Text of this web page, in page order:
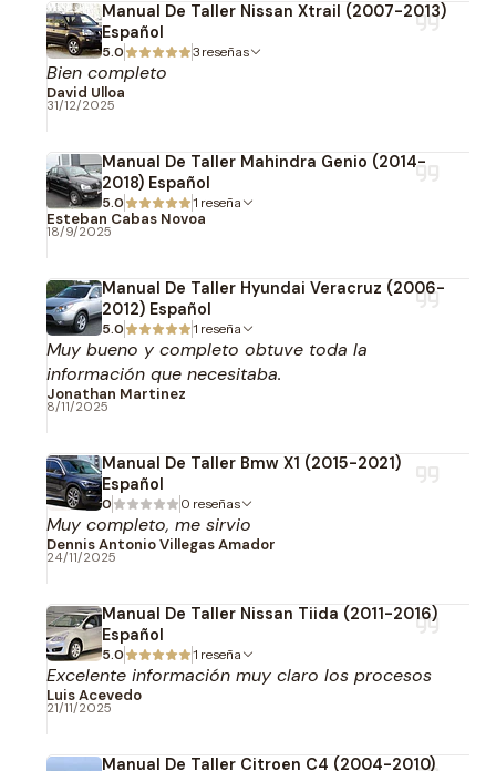
Manual De Taller Nissan Xtrail (2007-2013)
Español
5.0 3 reseñas
Bien completo
David Ulloa
31/12/2025
Manual De Taller Mahindra Genio (2014-
2018) Español
5.0 1 reseña
Esteban Cabas Novoa
18/9/2025
Manual De Taller Hyundai Veracruz (2006-
2012) Español
5.0 1 reseña
Muy bueno y completo obtuve toda la
información que necesitaba.
Jonathan Martinez
8/11/2025
Manual De Taller Bmw X1 (2015-2021)
Español
0 0 reseñas
Muy completo, me sirvio
Dennis Antonio Villegas Amador
24/11/2025
Manual De Taller Nissan Tiida (2011-2016)
Español
5.0 1 reseña
Excelente información muy claro los procesos
Luis Acevedo
21/11/2025
Manual De Taller Citroen C4 (2004-2010)